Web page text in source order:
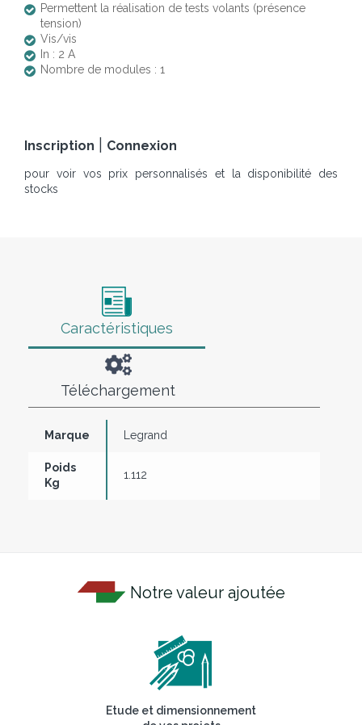
Permettent la réalisation de tests volants (présence
tension)
Vis/vis
In : 2 A
Nombre de modules : 1
Inscription Connexion
pour voir vos prix personnalisés et la disponibilité des
stocks
Caractéristiques
Téléchargement
Marque Legrand
Poids
Kg
1.112
Notre valeur ajoutée
Etude et dimensionnement